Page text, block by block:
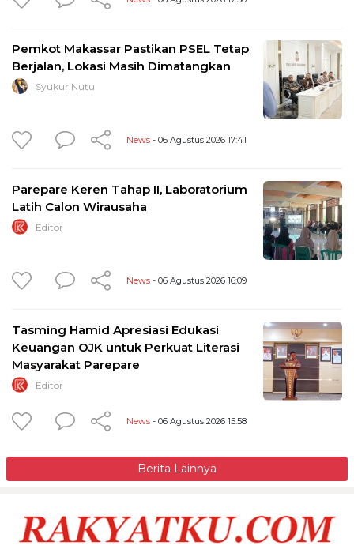
Pemkot Makassar Pastikan PSEL Tetap
Berjalan, Lokasi Masih Dimatangkan
Syukur Nutu
News - 06 Agustus 2026 17:41
Parepare Keren Tahap II, Laboratorium
Latih Calon Wirausaha
Editor
News - 06 Agustus 2026 16:09
Tasming Hamid Apresiasi Edukasi
Keuangan OJK untuk Perkuat Literasi
Masyarakat Parepare
Editor
News - 06 Agustus 2026 15:58
Berita Lainnya